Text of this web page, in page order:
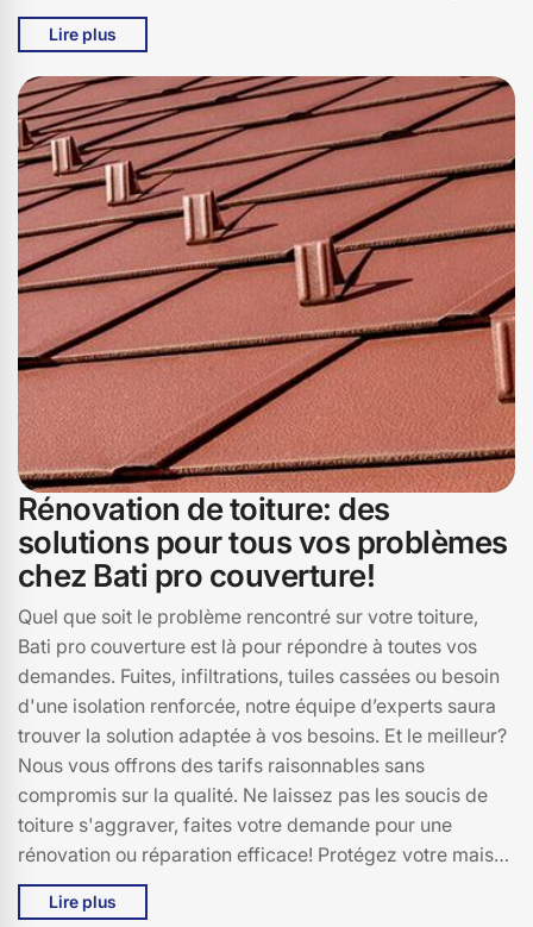
discuter de votre projet de rénovation de toiture et
obtenir un devis personnalisé.
Lire plus
Rénovation de toiture: des
solutions pour tous vos problèmes
chez Bati pro couverture!
Quel que soit le problème rencontré sur votre toiture,
Bati pro couverture est là pour répondre à toutes vos
demandes. Fuites, infiltrations, tuiles cassées ou besoin
d'une isolation renforcée, notre équipe d’experts saura
trouver la solution adaptée à vos besoins. Et le meilleur?
Nous vous offrons des tarifs raisonnables sans
compromis sur la qualité. Ne laissez pas les soucis de
toiture s'aggraver, faites votre demande pour une
rénovation ou réparation efficace! Protégez votre maison
avec un toit en parfait état! Appelez-nous et recevez un
devis gratuit!
Lire plus